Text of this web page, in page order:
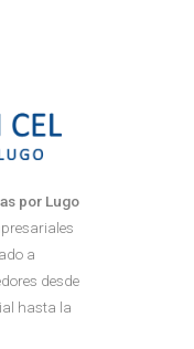
por Lugo
a
desde
hasta la